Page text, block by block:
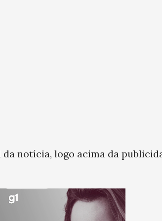
notícia, logo acima da